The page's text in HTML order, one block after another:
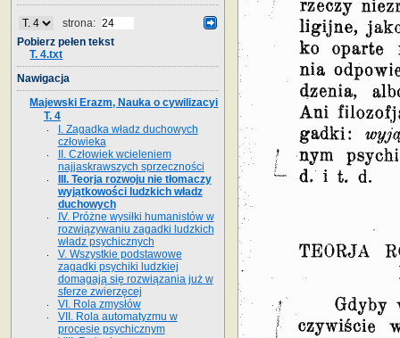
strona:
Pobierz pełen tekst
T. 4.txt
Nawigacja
Majewski Erazm, Nauka o cywilizacyi
T. 4
I. Zagadka władz duchowych
człowieka
II. Człowiek wcieleniem
najjaskrawszych sprzeczności
III. Teorja rozwoju nie tłomaczy
wyjątkowości ludzkich władz
duchowych
IV. Próżne wysiłki humanistów w
rozwiązywaniu zagadki ludzkich
władz psychicznych
V. Wszystkie podstawowe
zagadki psychiki ludzkiej
domagają się rozwiązania już w
sferze zwierzęcej
VI. Rola zmysłów
VII. Rola automatyzmu w
procesie psychicznym